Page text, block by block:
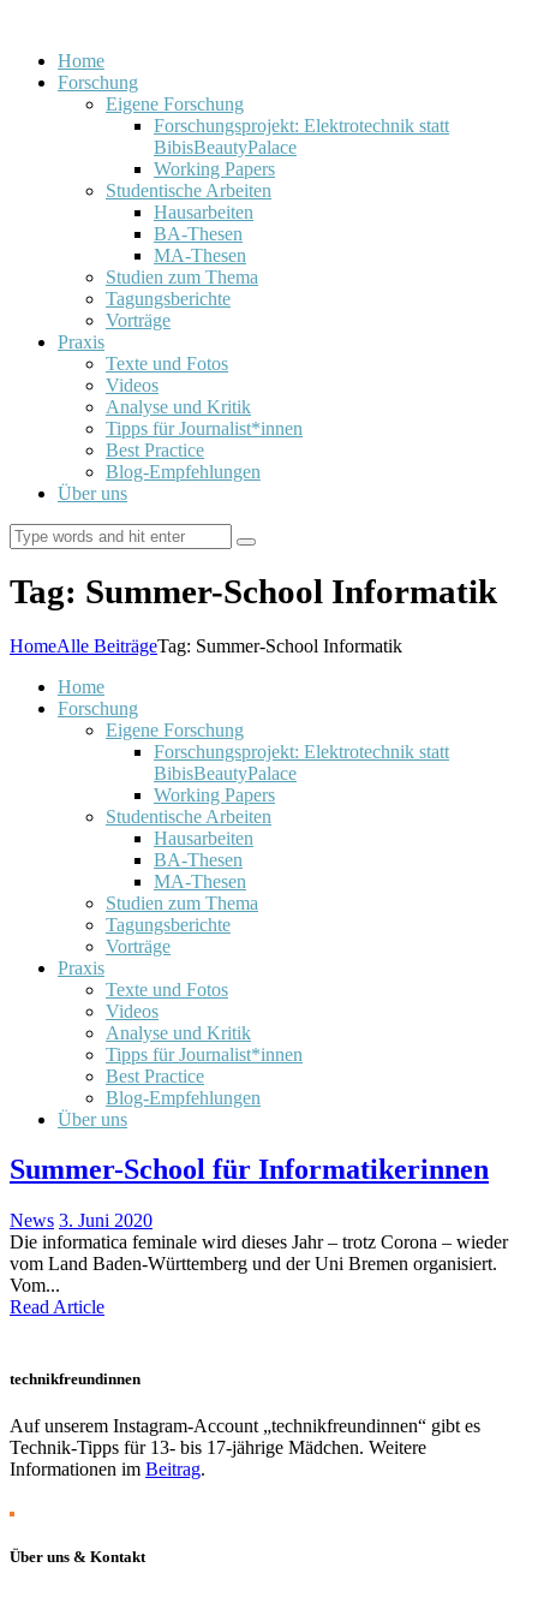
Home
Forschung
Eigene Forschung
Forschungsprojekt: Elektrotechnik statt
BibisBeautyPalace
Working Papers
Studentische Arbeiten
Hausarbeiten
BA-Thesen
MA-Thesen
Studien zum Thema
Tagungsberichte
Vorträge
Praxis
Texte und Fotos
Videos
Analyse und Kritik
Tipps für Journalist*innen
Best Practice
Blog-Empfehlungen
Über uns
Tag: Summer-School Informatik
HomeAlle BeiträgeTag: Summer-School Informatik
Home
Forschung
Eigene Forschung
Forschungsprojekt: Elektrotechnik statt
BibisBeautyPalace
Working Papers
Studentische Arbeiten
Hausarbeiten
BA-Thesen
MA-Thesen
Studien zum Thema
Tagungsberichte
Vorträge
Praxis
Texte und Fotos
Videos
Analyse und Kritik
Tipps für Journalist*innen
Best Practice
Blog-Empfehlungen
Über uns
Summer-School für Informatikerinnen
News 3. Juni 2020
Die informatica feminale wird dieses Jahr – trotz Corona – wieder
vom Land Baden-Württemberg und der Uni Bremen organisiert.
Vom...
Read Article
technikfreundinnen
Auf unserem Instagram-Account „technikfreundinnen“ gibt es
Technik-Tipps für 13- bis 17-jährige Mädchen. Weitere
Informationen im Beitrag.
Über uns & Kontakt